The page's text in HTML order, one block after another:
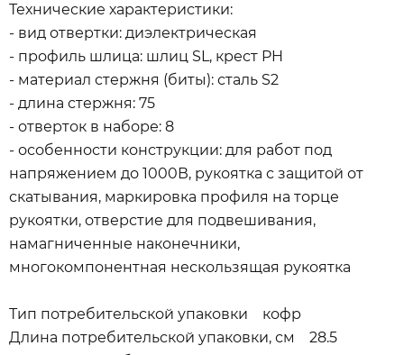
Технические характеристики:
- вид отвертки: диэлектрическая
- профиль шлица: шлиц SL, крест PH
- материал стержня (биты): сталь S2
- длина стержня: 75
- отверток в наборе: 8
- особенности конструкции: для работ под
напряжением до 1000В, рукоятка с защитой от
скатывания, маркировка профиля на торце
рукоятки, отверстие для подвешивания,
намагниченные наконечники,
многокомпонентная нескользящая рукоятка
Тип потребительской упаковки кофр
Длина потребительской упаковки, см 28.5